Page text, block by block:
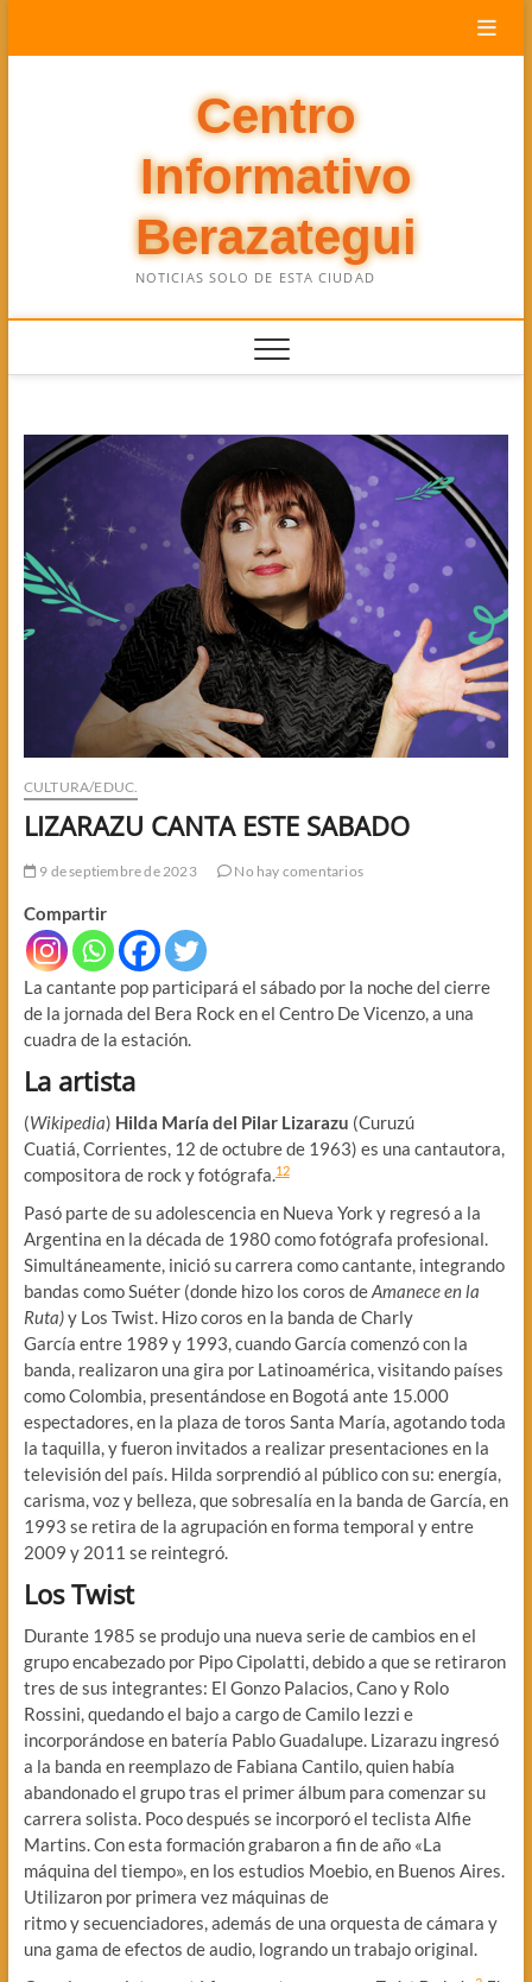
Centro
Informativo
Berazategui
NOTICIAS SOLO DE ESTA CIUDAD
CULTURA/EDUC.
LIZARAZU CANTA ESTE SABADO
9 de septiembre de 2023 No hay comentarios
Compartir
La cantante pop participará el sábado por la noche del cierre
de la jornada del Bera Rock en el Centro De Vicenzo, a una
cuadra de la estación.
La artista
(Wikipedia) Hilda María del Pilar Lizarazu (Curuzú
Cuatiá, Corrientes, 12 de octubre de 1963) es una cantautora,
compositora de rock y fotógrafa.12
Pasó parte de su adolescencia en Nueva York y regresó a la
Argentina en la década de 1980 como fotógrafa profesional.
Simultáneamente, inició su carrera como cantante, integrando
bandas como Suéter (donde hizo los coros deAmanece en la
Ruta)y Los Twist. Hizo coros en la banda de Charly
García entre 1989 y 1993, cuando García comenzó con la
banda, realizaron una gira por Latinoamérica, visitando países
como Colombia, presentándose en Bogotá ante 15.000
espectadores, en la plaza de toros Santa María, agotando toda
la taquilla, y fueron invitados a realizar presentaciones en la
televisión del país. Hilda sorprendió al público con su: energía,
carisma, voz y belleza, que sobresalía en la banda de García, en
1993 se retira de la agrupación en forma temporal y entre
2009 y 2011 se reintegró.
Los Twist
Durante 1985 se produjo una nueva serie de cambios en el
grupo encabezado por Pipo Cipolatti, debido a que se retiraron
tres de sus integrantes: El Gonzo Palacios, Cano y Rolo
Rossini, quedando el bajo a cargo de Camilo Iezzi e
incorporándose en batería Pablo Guadalupe. Lizarazu ingresó
a la banda en reemplazo de Fabiana Cantilo, quien había
abandonado el grupo tras el primer álbum para comenzar su
carrera solista. Poco después se incorporó el teclista Alfie
Martins. Con esta formación grabaron a fin de año «La
máquina del tiempo», en los estudios Moebio, en Buenos Aires.
Utilizaron por primera vez máquinas de
ritmo y secuenciadores, además de una orquesta de cámara y
una gama de efectos de audio, logrando un trabajo original.